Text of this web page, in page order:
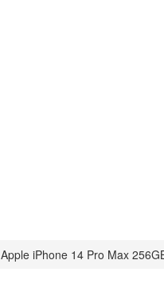
Apple iPhone 14 Pro Max